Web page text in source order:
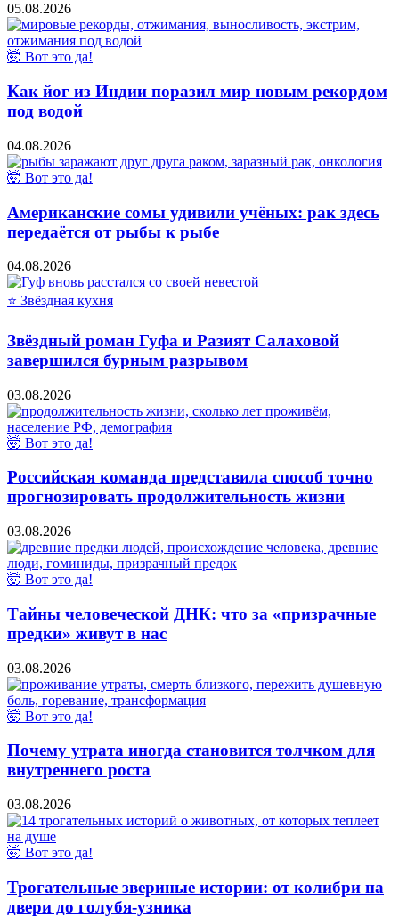
05.08.2026
🤯 Вот это да!
Как йог из Индии поразил мир новым рекордом
под водой
04.08.2026
🤯 Вот это да!
Американские сомы удивили учёных: рак здесь
передаётся от рыбы к рыбе
04.08.2026
⭐ Звёздная кухня
Звёздный роман Гуфа и Разият Салаховой
завершился бурным разрывом
03.08.2026
🤯 Вот это да!
Российская команда представила способ точно
прогнозировать продолжительность жизни
03.08.2026
🤯 Вот это да!
Тайны человеческой ДНК: что за «призрачные
предки» живут в нас
03.08.2026
🤯 Вот это да!
Почему утрата иногда становится толчком для
внутреннего роста
03.08.2026
🤯 Вот это да!
Трогательные звериные истории: от колибри на
двери до голубя-узника